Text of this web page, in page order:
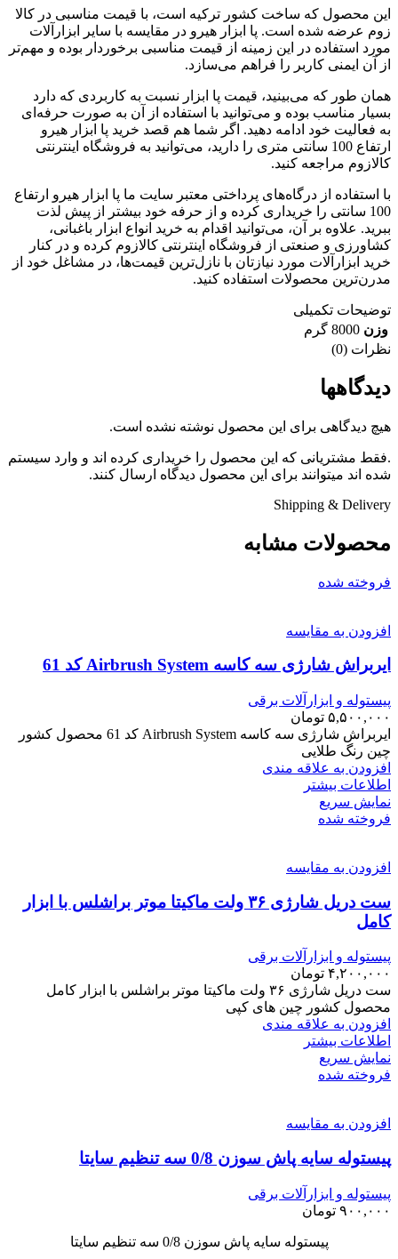
این محصول که ساخت کشور ترکیه است، با قیمت مناسبی در کالا
زوم عرضه شده است. پا ابزار هیرو در مقایسه با سایر ابزارآلات
مورد استفاده در این زمینه از قیمت مناسبی برخوردار بوده و مهم‌تر
از آن ایمنی کاربر را فراهم می‌سازد.
همان طور که می‌بینید، قیمت پا ابزار نسبت به کاربردی که دارد
بسیار مناسب بوده و می‌توانید با استفاده از آن به صورت حرفه‌ای
به فعالیت خود ادامه دهید‌. اگر شما هم قصد خرید پا ابزار هیرو
ارتفاع 100 سانتی متری را دارید، می‌توانید به فروشگاه اینترنتی
کالازوم مراجعه کنید.
با استفاده از درگاه‌های پرداختی معتبر سایت ما پا ابزار هیرو ارتفاع
100 سانتی را خریداری کرده و از حرفه خود بیشتر از پیش لذت
ببرید‌. علاوه بر آن، می‌توانید اقدام به خرید انواع ابزار باغبانی،
کشاورزی و صنعتی از فروشگاه اینترنتی کالازوم کرده و در کنار
خرید ابزارآلات مورد نیازتان با نازل‌ترین قیمت‌ها، در مشاغل خود از
مدرن‌ترین محصولات استفاده کنید‌.
توضیحات تکمیلی
وزن 8000 گرم
نظرات (0)
دیدگاهها
هیچ دیدگاهی برای این محصول نوشته نشده است.
.فقط مشتریانی که این محصول را خریداری کرده اند و وارد سیستم
شده اند میتوانند برای این محصول دیدگاه ارسال کنند.
Shipping & Delivery
محصولات مشابه
فروخته شده
افزودن به مقایسه
ایربراش شارژی سه کاسه Airbrush System کد 61
پیستوله و ابزارآلات برقی
۵,۵۰۰,۰۰۰ تومان
ایربراش شارژی سه کاسه Airbrush System کد 61 محصول کشور
چین رنگ طلایی
افزودن به علاقه مندی
اطلاعات بیشتر
نمایش سریع
فروخته شده
افزودن به مقایسه
ست دریل شارژی ۳۶ ولت ماکیتا موتر براشلس با ابزار
کامل
پیستوله و ابزارآلات برقی
۴,۲۰۰,۰۰۰ تومان
ست دریل شارژی ۳۶ ولت ماکیتا موتر براشلس با ابزار کامل
محصول کشور چین های کپی
افزودن به علاقه مندی
اطلاعات بیشتر
نمایش سریع
فروخته شده
افزودن به مقایسه
پیستوله سایه پاش سوزن 0/8 سه تنظیم سایتا
پیستوله و ابزارآلات برقی
۹۰۰,۰۰۰ تومان
پیستوله سایه پاش سوزن 0/8 سه تنظیم سایتا